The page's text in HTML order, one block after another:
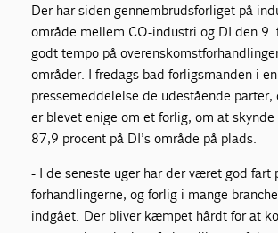
Der har siden gennembrudsforliget på
område mellem CO-industri og DI den 9.
godt tempo på
områder. I fredags bad forligsmanden i en
pressemeddelelse de udestående parter,
er blevet enige om et forlig, om at skynde
87,9 procent på DI’s område på plads.
- I de seneste uger har der været god fart
forhandlingerne, og forlig i mange
indgået. Der bliver kæmpet hårdt for at